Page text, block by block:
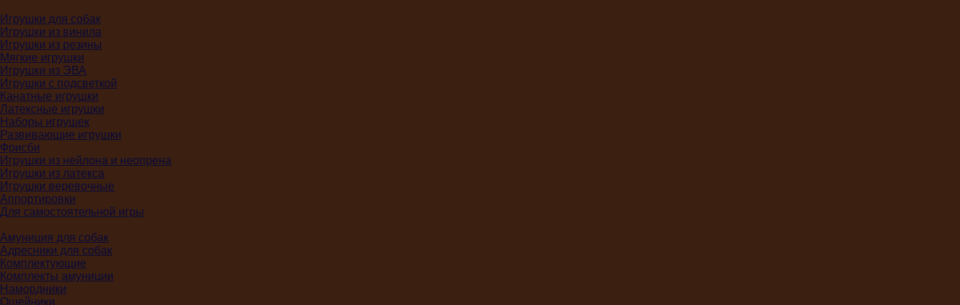
Игрушки для собак
Игрушки из винила
Игрушки из резины
Мягкие игрушки
Игрушки из ЭВА
Игрушки с подсветкой
Канатные игрушки
Латексные игрушки
Наборы игрушек
Развивающие игрушки
Фрисби
Игрушки из нейлона и неопрена
Игрушки из латекса
Игрушки веревочные
Аппортировки
Для самостоятельной игры
Амуниция для собак
Адресники для собак
Комплектующие
Комплекты амуниции
Намордники
Ошейники